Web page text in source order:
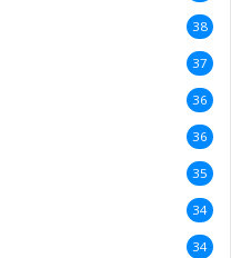
38
37
36
36
35
34
34